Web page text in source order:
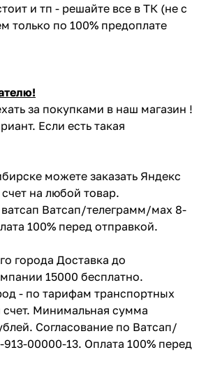
и тп - решайте все в ТК (не с
только по 100% предоплате
за покупками в наш магазин !
Если есть такая
можете заказать Яндекс
на любой товар.
Ватсап/телеграмм/мах 8-
100% перед отправкой.
города Доставка до
15000 бесплатно.
- по тарифам транспортных
Минимальная сумма
Согласование по Ватсап/
00000-13. Оплата 100% перед